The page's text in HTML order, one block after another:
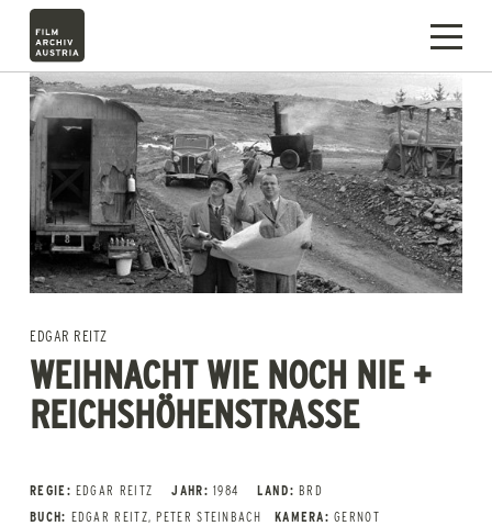
EDGAR REITZ
WEIHNACHT WIE NOCH NIE +
REICHSHÖHENSTRASSE
REGIE: EDGAR REITZ JAHR: 1984 LAND: BRD
BUCH: EDGAR REITZ, PETER STEINBACH KAMERA: GERNOT